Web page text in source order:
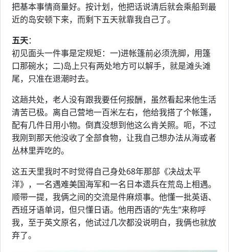
把基本事情商量好。按计划，他把话说清后就会乘船到最
近的岛安顿下来，而剩下五天就靠我自己了。
五天：
初见面头一件事是定规矩：一)进帐篷前必须洗脚，用篷
口那碗水；二)岛上只有两处地方可以解手，就是滩头滩
尾，只准在退潮时去。
这趟共处，老人没有跟我要任何报酬，虽然看起来他生活
清苦已极。离自己营地一百米左右，他给我搭了个帐篷，
配有几件日用小物。倒真没想到他这么肯关照。呃，不过
我刚到那天他没收了全部食物，让我自己想办法从海或者
丛林里弄吃的。
这五天里我时不时觉得自己身处68年那部《决战太平
洋》，一名遇难美国海军和一名日本遗兵在荒岛上相遇。
顺带一提，我俩之间的交流是件麻烦事。他懂一批英语、
西班牙语单词，但只懂日语。他用西语的“先生”来称呼
我，至于英文原名，他试过几次都没说明白，我俩也就放
弃了。